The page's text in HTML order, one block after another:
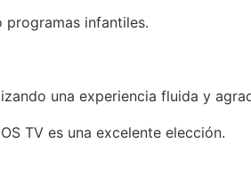
infantiles.
una experiencia fluida y
TV es una excelente elección.